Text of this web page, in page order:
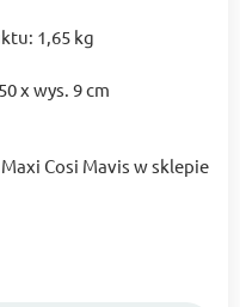
1,65 kg
x wys. 9 cm
Cosi Mavis w sklepie